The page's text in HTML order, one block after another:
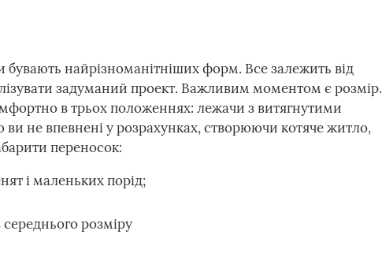
бувають найрізноманітніших форм. Все залежить від
задуманий проект. Важливим моментом є розмір.
в трьох положеннях: лежачи з витягнутими
не впевнені у розрахунках, створюючи котяче житло,
переносок:
і маленьких порід;
середнього розміру